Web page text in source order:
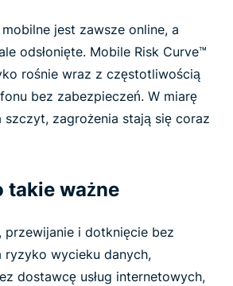
jest zawsze online, a
odsłonięte. Mobile Risk Curve™
rośnie wraz z częstotliwością
bez zabezpieczeń. W miarę
szczyt, zagrożenia stają się coraz
takie ważne
przewijanie i dotknięcie bez
ryzyko wycieku danych,
dostawcę usług internetowych,